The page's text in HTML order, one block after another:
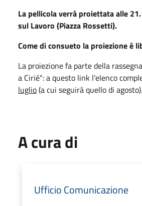
La pellicola verrà proiettata alle
sul Lavoro (Piazza Rossetti).
Come di consueto la proiezione è
La proiezione fa parte della
a Cirié": a questo link l'elenco
luglio(a cui seguirà quello di agosto).
A cura di
Ufficio Comunicazione